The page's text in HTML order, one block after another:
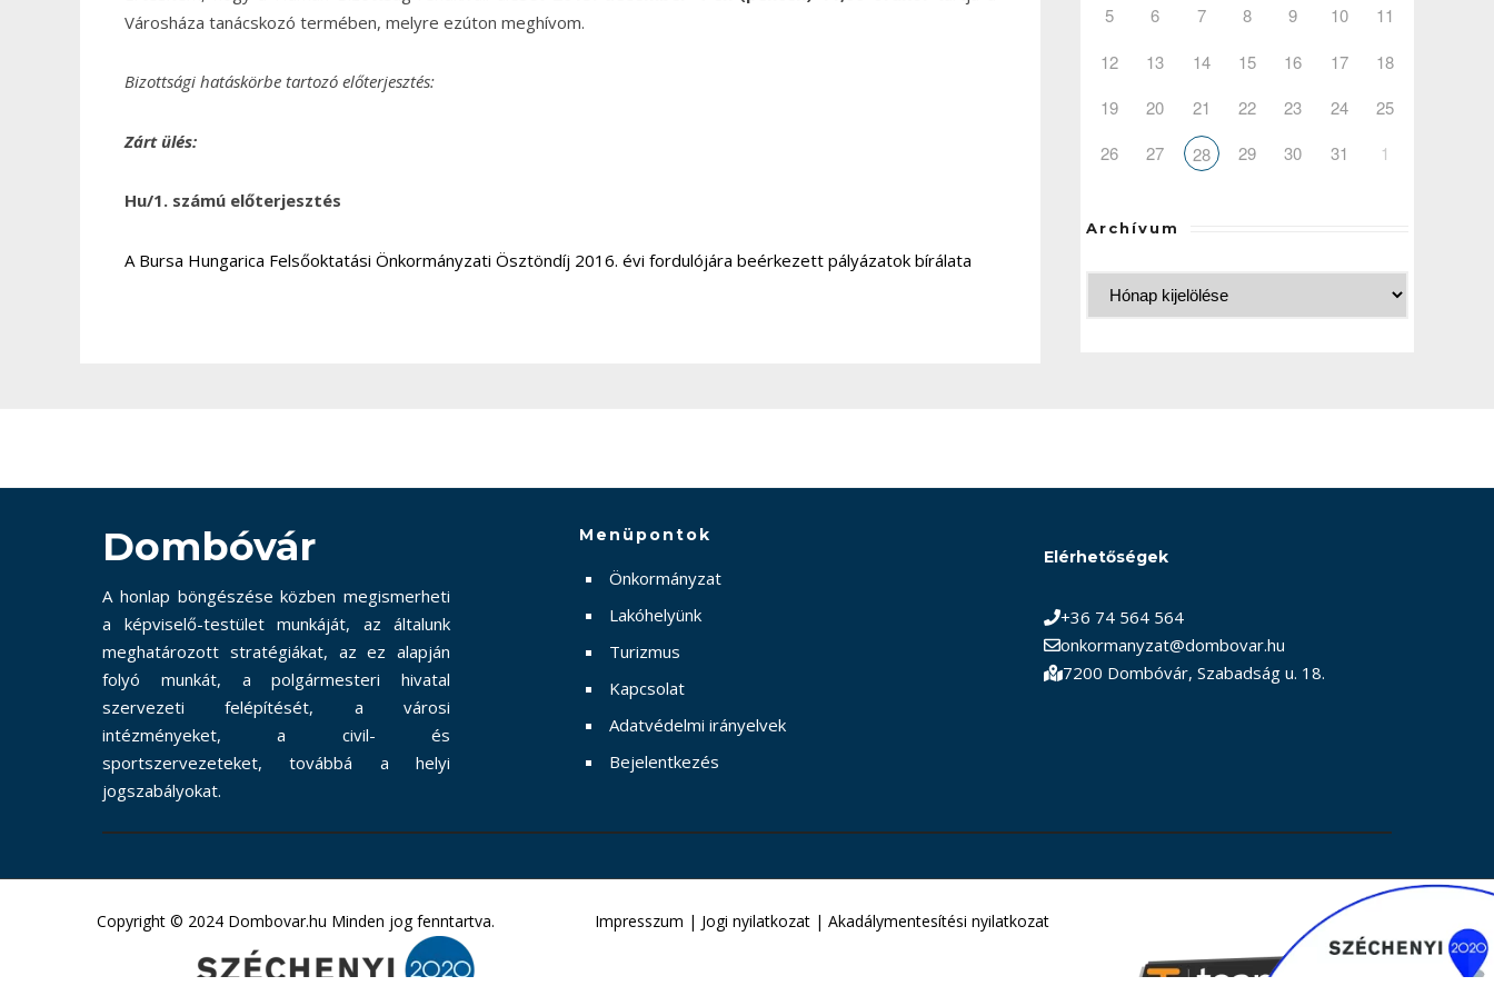
Városháza tanácskozó termében, melyre ezúton meghívom.
Bizottsági hatáskörbe tartozó előterjesztés:
Zárt ülés:
Hu/1. számú előterjesztés
A Bursa Hungarica Felsőoktatási Önkormányzati Ösztöndíj 2016. évi fordulójára beérkezett pályázatok bírálata
5
6 7 8 9 10
11
12
13 14 15 16 17
18
19
20 21 22 23 24
25
26
27 28 29 30 31 1
Archívum
Dombóvár
A honlap böngészése közben megismerheti
a képviselő-testület munkáját, az általunk
meghatározott stratégiákat, az ez alapján
folyó munkát, a polgármesteri hivatal
szervezeti felépítését, a városi
intézményeket, a civil- és
sportszervezeteket, továbbá a helyi
jogszabályokat.
Menüpontok
Önkormányzat
Lakóhelyünk
Turizmus
Kapcsolat
Adatvédelmi irányelvek
Bejelentkezés
Elérhetőségek
+36 74 564 564
onkormanyzat@dombovar.hu
7200 Dombóvár, Szabadság u. 18.
Copyright © 2024 Dombovar.hu Minden jog fenntartva. Impresszum | Jogi nyilatkozat | Akadálymentesítési nyilatkozat